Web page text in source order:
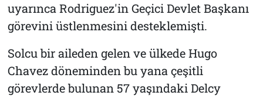
uyarınca Rodriguez'in Geçici Devlet Başkanı
görevini üstlenmesini desteklemişti.
Solcu bir aileden gelen ve ülkede Hugo
Chavez döneminden bu yana çeşitli
görevlerde bulunan 57 yaşındaki Delcy